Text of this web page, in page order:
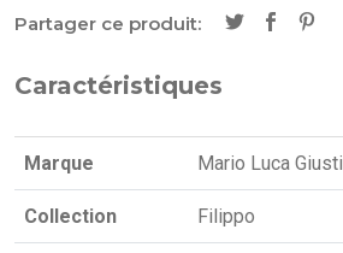
Partager ce produit:
Caractéristiques
Marque Mario Luca Giusti
Collection Filippo